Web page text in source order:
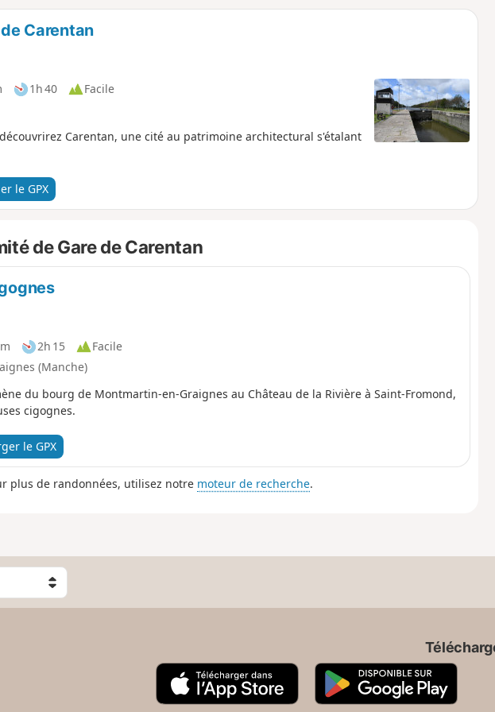
Carentan
1h 40
Facile
Carentan, une cité au patrimoine architectural s'étalant
le GPX
de Gare de Carentan
2h 15
Facile
(Manche)
du bourg de Montmartin-en-Graignes au Château de la Rivière à Saint-Fromond,
cigognes.
le GPX
plus de randonnées, utilisez notre moteur de recherche.
A
p
G
o